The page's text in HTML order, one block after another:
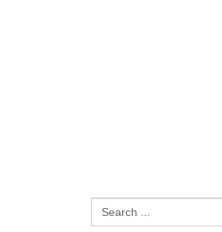
Search
for: